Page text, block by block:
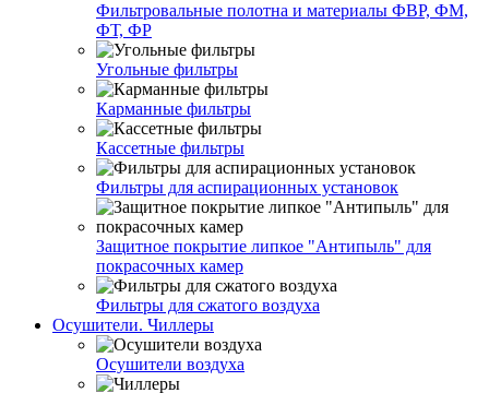
Фильтровальные полотна и материалы ФВР, ФМ,
ФТ, ФР
Угольные фильтры
Карманные фильтры
Кассетные фильтры
Фильтры для аспирационных установок
Защитное покрытие липкое "Антипыль" для
покрасочных камер
Фильтры для сжатого воздуха
Осушители. Чиллеры
Осушители воздуха